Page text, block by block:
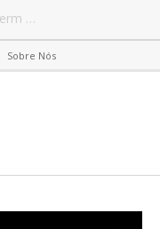
Sobre Nós